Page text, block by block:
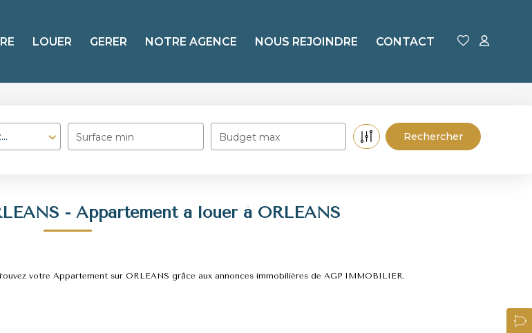
LOUER GERER NOTRE AGENCE NOUS REJOINDRE CONTACT
Surface min Budget max
- Appartement a louer à ORLEANS
votre Appartement sur ORLEANS grâce aux annonces immobilières de AGP IMMOBILIER.